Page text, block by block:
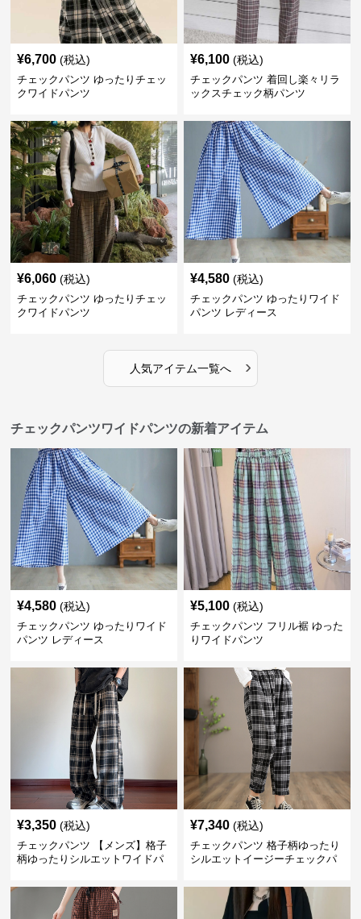
¥6,700 (税込)
チェックパンツ ゆったりチェッ
クワイドパンツ
¥6,100 (税込)
チェックパンツ 着回し楽々リラ
ックスチェック柄パンツ
¥6,060 (税込)
チェックパンツ ゆったりチェッ
クワイドパンツ
¥4,580 (税込)
チェックパンツ ゆったりワイド
パンツ レディース
人気アイテム一覧へ ›
チェックパンツワイドパンツの新着アイテム
¥4,580 (税込)
チェックパンツ ゆったりワイド
パンツ レディース
¥5,100 (税込)
チェックパンツ フリル裾 ゆった
りワイドパンツ
¥3,350 (税込)
チェックパンツ 【メンズ】格子
柄ゆったりシルエットワイドパ
¥7,340 (税込)
チェックパンツ 格子柄ゆったり
シルエットイージーチェックパ